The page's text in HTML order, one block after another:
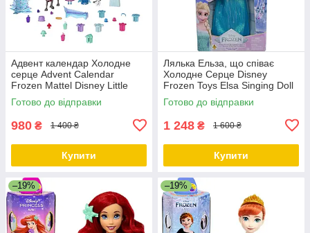
Адвент календар Холодне
серце Advent Calendar
Frozen Mattel Disney Little
Anna and Elsa Dolls
Готово до відправки
980 ₴ 1 400 ₴
Купити
Лялька Ельза, що співає
Холодне Серце Disney
Frozen Toys Elsa Singing Doll
Mattel
Готово до відправки
1 248 ₴ 1 600 ₴
Купити
–19% –19%